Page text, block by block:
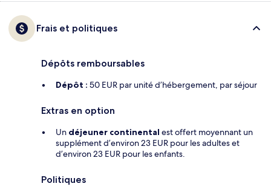
Frais et politiques
Dépôts remboursables
Dépôt : 50 EUR par unité d’hébergement, par séjour
Extras en option
Un déjeuner continental est offert moyennant un
supplément d’environ 23 EUR pour les adultes et
d’environ 23 EUR pour les enfants.
Politiques